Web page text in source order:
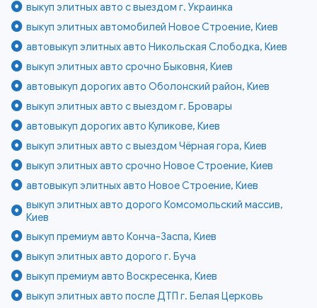
выкуп элитных авто с выездом г. Украинка
выкуп элитных автомобилей Новое Строение, Киев
автовыкуп элитных авто Никольская Слободка, Киев
выкуп элитных авто срочно Быковня, Киев
автовыкуп дорогих авто Оболонский район, Киев
выкуп элитных авто с выездом г. Бровары
автовыкуп дорогих авто Куликове, Киев
выкуп элитных авто с выездом Чёрная гора, Киев
выкуп элитных авто срочно Новое Строение, Киев
автовыкуп элитных авто Новое Строение, Киев
выкуп элитных авто дорого Комсомольский массив,
Киев
выкуп премиум авто Конча-Заспа, Киев
выкуп элитных авто дорого г. Буча
выкуп премиум авто Воскресенка, Киев
выкуп элитных авто после ДТП г. Белая Церковь